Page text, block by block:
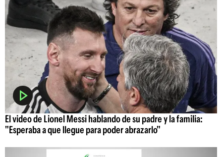
El video de Lionel Messi hablando de su padre y la familia:
"Esperaba a que llegue para poder abrazarlo"